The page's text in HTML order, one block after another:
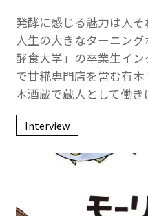
発酵に感じる魅力は人
人生の大きなターニン
酵食大学」の卒業生イ
で甘糀専門店を営む有
本酒蔵で蔵人として働
Interview